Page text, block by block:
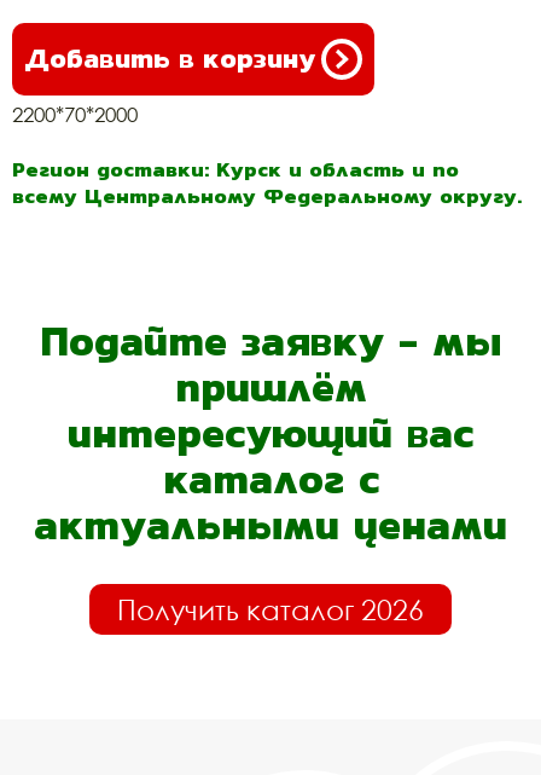
Добавить в корзину
2200*70*2000
Регион доставки: Курск и область и по
всему Центральному Федеральному округу.
Подайте заявку - мы
пришлём
интересующий вас
каталог с
актуальными ценами
Получить каталог 2026